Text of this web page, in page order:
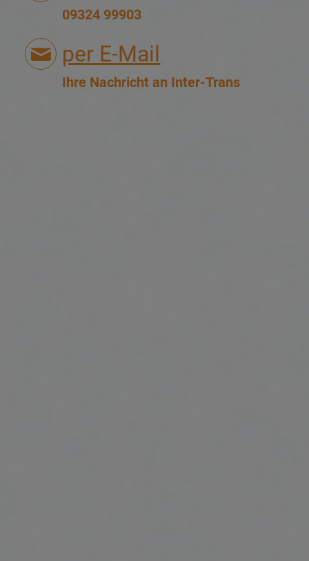
09324 99903
per E-Mail
Ihre Nachricht an Inter-Trans